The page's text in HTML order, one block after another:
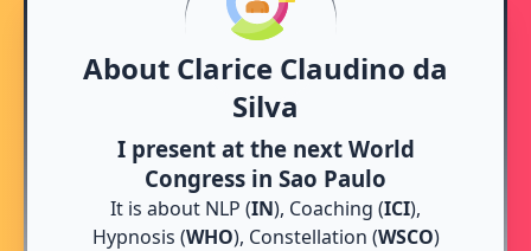
About Clarice Claudino da
Silva
I present at the next World
Congress in Sao Paulo
It is about NLP (IN), Coaching (ICI),
Hypnosis (WHO), Constellation (WSCO)